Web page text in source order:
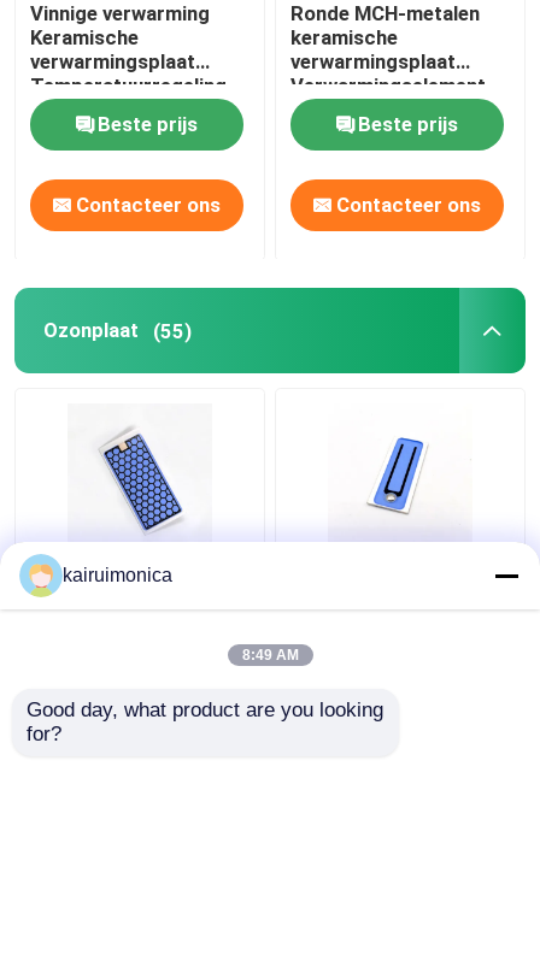
Vinnige verwarming
Keramische
verwarmingsplaat
Temperatuurregeling
met sensordraad
Beste prijs
Contacteer ons
Ronde MCH-metalen
keramische
verwarmingsplaat
Verwarmingselement
voor
metaal/Beste prijs
Contacteer ons
Ozonplaat (55)
Vochtbestendige 5g
Ozonplaat Aluminium
luchtozonatoren
kairuimonica
8:49 AM
Good day, what product are you looking
for?